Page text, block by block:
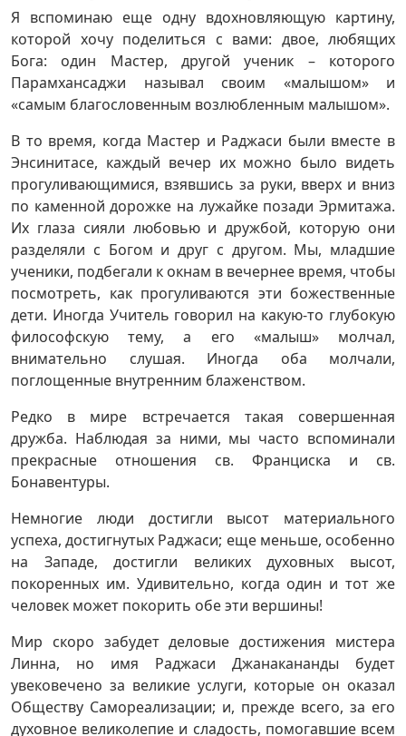
Я вспоминаю еще одну вдохновляющую картину,
которой хочу поделиться с вами: двое, любящих
Бога: один Мастер, другой ученик – которого
Парамхансаджи называл своим «малышом» и
«самым благословенным возлюбленным малышом».
В то время, когда Мастер и Раджаси были вместе в
Энсинитасе, каждый вечер их можно было видеть
прогуливающимися, взявшись за руки, вверх и вниз
по каменной дорожке на лужайке позади Эрмитажа.
Их глаза сияли любовью и дружбой, которую они
разделяли с Богом и друг с другом. Мы, младшие
ученики, подбегали к окнам в вечернее время, чтобы
посмотреть, как прогуливаются эти божественные
дети. Иногда Учитель говорил на какую-то глубокую
философскую тему, а его «малыш» молчал,
внимательно слушая. Иногда оба молчали,
поглощенные внутренним блаженством.
Редко в мире встречается такая совершенная
дружба. Наблюдая за ними, мы часто вспоминали
прекрасные отношения св. Франциска и св.
Бонавентуры.
Немногие люди достигли высот материального
успеха, достигнутых Раджаси; еще меньше, особенно
на Западе, достигли великих духовных высот,
покоренных им. Удивительно, когда один и тот же
человек может покорить обе эти вершины!
Мир скоро забудет деловые достижения мистера
Линна, но имя Раджаси Джанакананды будет
увековечено за великие услуги, которые он оказал
Обществу Самореализации; и, прежде всего, за его
духовное великолепие и сладость, помогавшие всем